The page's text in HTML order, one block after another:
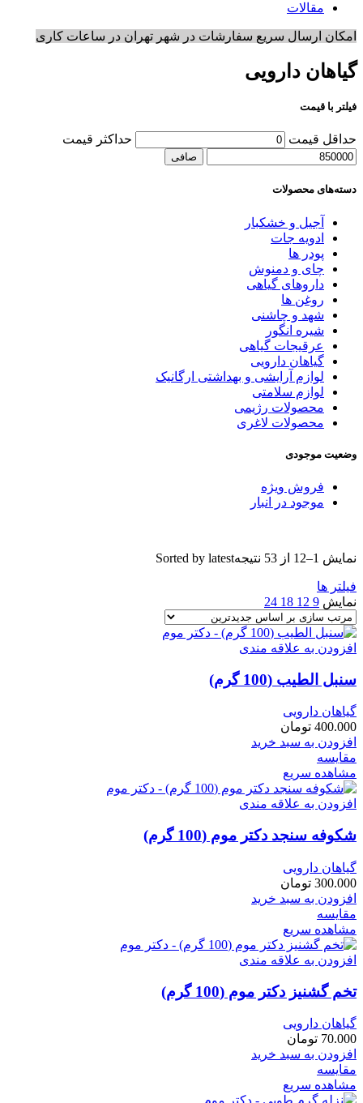
مقالات
امکان ارسال سریع سفارشات در شهر تهران در ساعات کاری
گیاهان دارویی
فیلتر با قیمت
حداقل قیمت حداكثر قيمت
صافی
دسته‌های محصولات
آجیل و خشکبار
ادویه جات
پودر ها
چای و دمنوش
داروهای گیاهی
روغن ها
شهد و چاشنی
شیره انگور
عرقیجات گیاهی
گیاهان دارویی
لوازم آرایشی و بهداشتی ارگانیک
لوازم سلامتی
محصولات رژیمی
محصولات لاغری
وضعیت موجودی
فروش ویژه
موجود در انبار
نمایش 1–12 از 53 نتیجه Sorted by latest
فیلتر ها
نمایش 9
12
18
24
افزودن به علاقه مندی
سنبل الطیب (100 گرم)
گیاهان دارویی
400.000 تومان
افزودن به سبد خرید
مقایسه
مشاهده سریع
افزودن به علاقه مندی
شکوفه سنجد دکتر موم (100 گرم)
گیاهان دارویی
300.000 تومان
افزودن به سبد خرید
مقایسه
مشاهده سریع
افزودن به علاقه مندی
تخم گشنیز دکتر موم (100 گرم)
گیاهان دارویی
70.000 تومان
افزودن به سبد خرید
مقایسه
مشاهده سریع